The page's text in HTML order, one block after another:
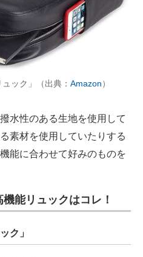
ック」（出典： Amazon）
水性のある生地を使用して
素材を使用していたりする
能に合わせて好みのものを
能リュックはコレ！
ク」